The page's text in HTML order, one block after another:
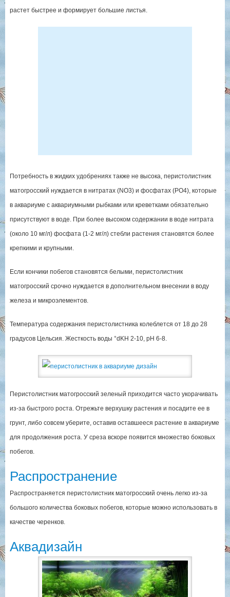
растет быстрее и формирует большие листья.
Потребность в жидких удобрениях также не высока, перистолистник
матогросский нуждается в нитратах (NO3) и фосфатах (PO4), которые
в аквариуме с аквариумными рыбками или креветками обязательно
присутствуют в воде. При более высоком содержании в воде нитрата
(около 10 мг/л) фосфата (1-2 мг/л) стебли растения становятся более
крепкими и крупными.
Если кончики побегов становятся белыми, перистолистник
матогросский срочно нуждается в дополнительном внесении в воду
железа и микроэлементов.
Температура содержания перистолистника колеблется от 18 до 28
градусов Цельсия. Жесткость воды °dKH 2-10, pH 6-8.
Перистолистник матогросский зеленый приходится часто укорачивать
из-за быстрого роста. Отрежьте верхушку растения и посадите ее в
грунт, либо совсем уберите, оставив оставшееся растение в аквариуме
для продолжения роста. У среза вскоре появится множество боковых
побегов.
Распространение
Распространяется перистолистник матогросский очень легко из-за
большого количества боковых побегов, которые можно использовать в
качестве черенков.
Аквадизайн